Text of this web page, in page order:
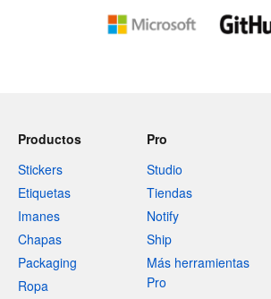
Productos
Stickers
Etiquetas
Imanes
Chapas
Packaging
Ropa
Pro
Studio
Tiendas
Notify
Ship
Más herramientas
Pro